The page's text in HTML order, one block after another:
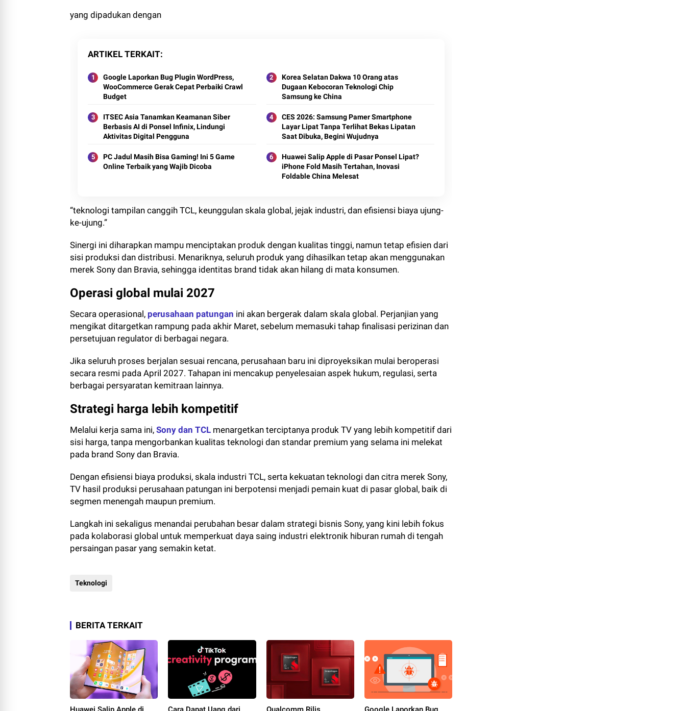
yang dipadukan dengan
ARTIKEL TERKAIT
Google Laporkan Bug Plugin WordPress,
WooCommerce Gerak Cepat Perbaiki Crawl
Budget
Korea Selatan Dakwa 10 Orang atas
Dugaan Kebocoran Teknologi Chip
Samsung ke China
ITSEC Asia Tanamkan Keamanan Siber
Berbasis AI di Ponsel Infinix, Lindungi
Aktivitas Digital Pengguna
CES 2026: Samsung Pamer Smartphone
Layar Lipat Tanpa Terlihat Bekas Lipatan
Saat Dibuka, Begini Wujudnya
PC Jadul Masih Bisa Gaming! Ini 5 Game
Online Terbaik yang Wajib Dicoba
Huawei Salip Apple di Pasar Ponsel Lipat?
iPhone Fold Masih Tertahan, Inovasi
Foldable China Melesat
“teknologi tampilan canggih TCL, keunggulan skala global, jejak industri, dan efisiensi biaya ujung-
ke-ujung.”
Sinergi ini diharapkan mampu menciptakan produk dengan kualitas tinggi, namun tetap efisien dari
sisi produksi dan distribusi. Menariknya, seluruh produk yang dihasilkan tetap akan menggunakan
merek Sony dan Bravia, sehingga identitas brand tidak akan hilang di mata konsumen.
Operasi global mulai 2027
Secara operasional, perusahaan patungan ini akan bergerak dalam skala global. Perjanjian yang
mengikat ditargetkan rampung pada akhir Maret, sebelum memasuki tahap finalisasi perizinan dan
persetujuan regulator di berbagai negara.
Jika seluruh proses berjalan sesuai rencana, perusahaan baru ini diproyeksikan mulai beroperasi
secara resmi pada April 2027. Tahapan ini mencakup penyelesaian aspek hukum, regulasi, serta
berbagai persyaratan kemitraan lainnya.
Strategi harga lebih kompetitif
Melalui kerja sama ini, Sony dan TCL menargetkan terciptanya produk TV yang lebih kompetitif dari
sisi harga, tanpa mengorbankan kualitas teknologi dan standar premium yang selama ini melekat
pada brand Sony dan Bravia.
Dengan efisiensi biaya produksi, skala industri TCL, serta kekuatan teknologi dan citra merek Sony,
TV hasil produksi perusahaan patungan ini berpotensi menjadi pemain kuat di pasar global, baik di
segmen menengah maupun premium.
Langkah ini sekaligus menandai perubahan besar dalam strategi bisnis Sony, yang kini lebih fokus
pada kolaborasi global untuk memperkuat daya saing industri elektronik hiburan rumah di tengah
persaingan pasar yang semakin ketat.
Teknologi
BERITA TERKAIT